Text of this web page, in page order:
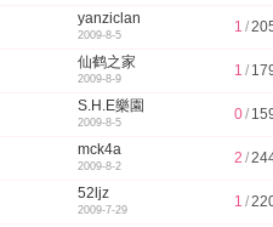
yanziclan
2009-8-5
1 /
仙鹤之家
2009-8-9
1 /
S.H.E樂園
2009-8-5
0/
mck4a
2009-8-2
2 /
52ljz
2009-7-29
1 /